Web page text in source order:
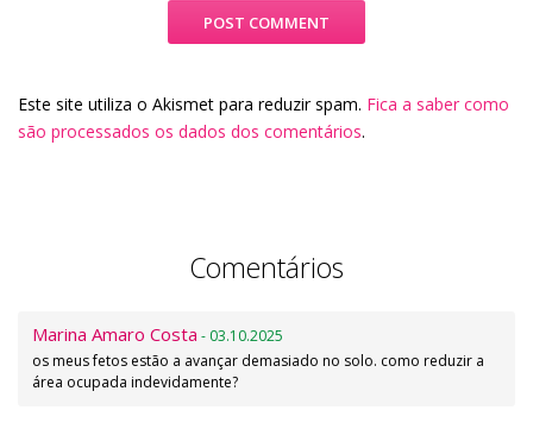
Este site utiliza o Akismet para reduzir spam. Fica a saber como
são processados os dados dos comentários.
Comentários
Marina Amaro Costa - 03.10.2025
os meus fetos estão a avançar demasiado no solo. como reduzir a
área ocupada indevidamente?